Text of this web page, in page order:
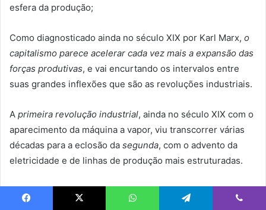
esfera da produção;
Como diagnosticado ainda no século XIX por Karl Marx, o
capitalismo parece acelerar cada vez mais a expansão das
forças produtivas, e vai encurtando os intervalos entre
suas grandes inflexões que são as revoluções industriais.
A primeira revolução industrial, ainda no século XIX com o
aparecimento da máquina a vapor, viu transcorrer várias
décadas para a eclosão da segunda, com o advento da
eletricidade e de linhas de produção mais estruturadas.
e da robótica –, observou curto intervalo de poucas